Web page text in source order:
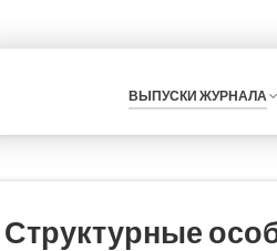
ВЫПУСКИ ЖУРНАЛА
Структурные